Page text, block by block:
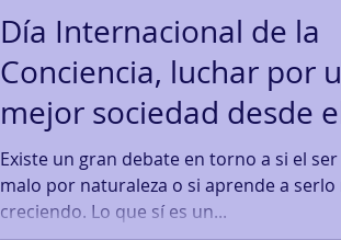
Día Internacional de la
Conciencia, luchar por
mejor sociedad desde
la paz
Existe un gran debate en torno a si el ser humano es
malo por naturaleza o si aprende a
creciendo. Lo que sí es un...